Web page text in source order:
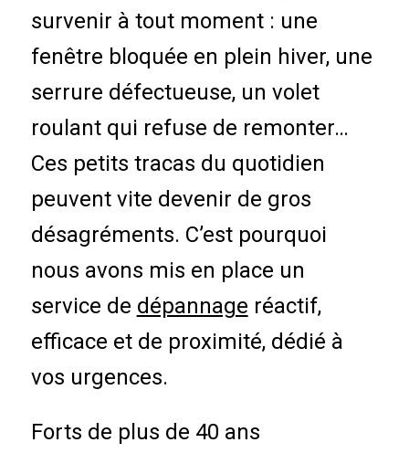
survenir à tout moment : une
fenêtre bloquée en plein hiver, une
serrure défectueuse, un volet
roulant qui refuse de remonter…
Ces petits tracas du quotidien
peuvent vite devenir de gros
désagréments. C’est pourquoi
nous avons mis en place un
service de dépannage réactif,
efficace et de proximité, dédié à
vos urgences.
Forts de plus de 40 ans